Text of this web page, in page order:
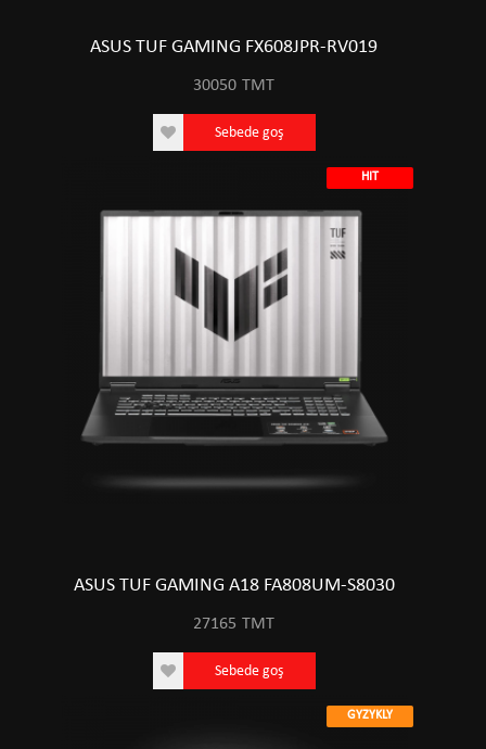
ASUS TUF GAMING FX608JPR-RV019
30050 TMT
Sebede goş
HIT
ASUS TUF GAMING A18 FA808UM-S8030
27165 TMT
Sebede goş
GYZYKLY